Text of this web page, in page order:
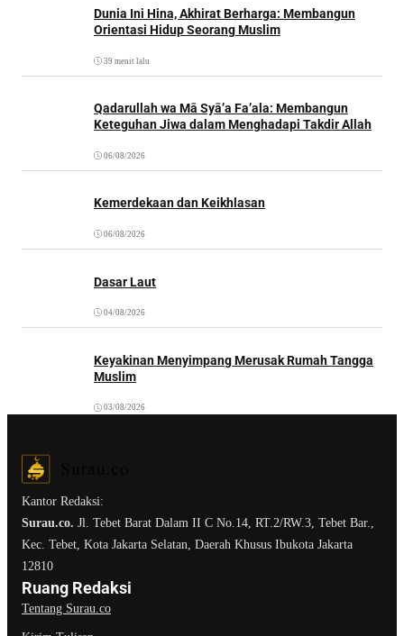
Dunia Ini Hina, Akhirat Berharga: Membangun
Orientasi Hidup Seorang Muslim
39 menit lalu
Qadarullah wa Mā Syā’a Fa’ala: Membangun
Keteguhan Jiwa dalam Menghadapi Takdir Allah
06/08/2026
Kemerdekaan dan Keikhlasan
06/08/2026
Dasar Laut
04/08/2026
Keyakinan Menyimpang Merusak Rumah Tangga
Muslim
03/08/2026
Kantor Redaksi:
Surau.co. Jl. Tebet Barat Dalam II C No.14, RT.2/RW.3, Tebet Bar.,
Kec. Tebet, Kota Jakarta Selatan, Daerah Khusus Ibukota Jakarta
12810
Ruang Redaksi
Tentang Surau.co